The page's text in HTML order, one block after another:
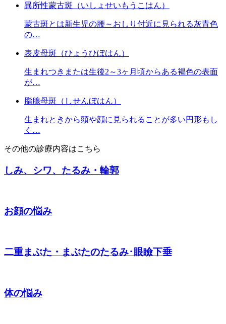
異所性蒙古斑（いしょせいもうこはん）
蒙古斑とは新生児の腰～おしり付近に見られる灰青色
の…
表皮母斑（ひょうひぼはん）
生まれつきまたは生後2～3ヶ月頃からある褐色の表面
が…
脂腺母斑（しせんぼはん）
生まれときから頭や顔に見られることが多い円形もし
く…
その他の診療内容はこちら
しみ、シワ、たるみ・輪郭
お顔の悩み
二重まぶた・まぶたのたるみ･眼瞼下垂
体の悩み